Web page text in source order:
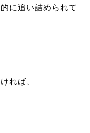
に追い詰められて
れば、